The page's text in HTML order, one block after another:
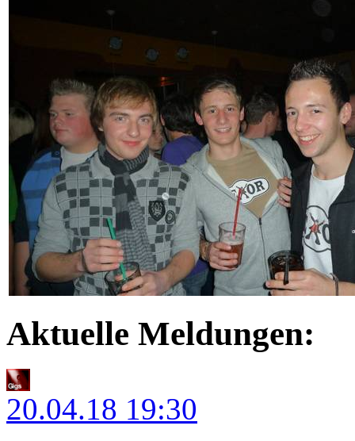
Aktuelle Meldungen:
20.04.18 19:30